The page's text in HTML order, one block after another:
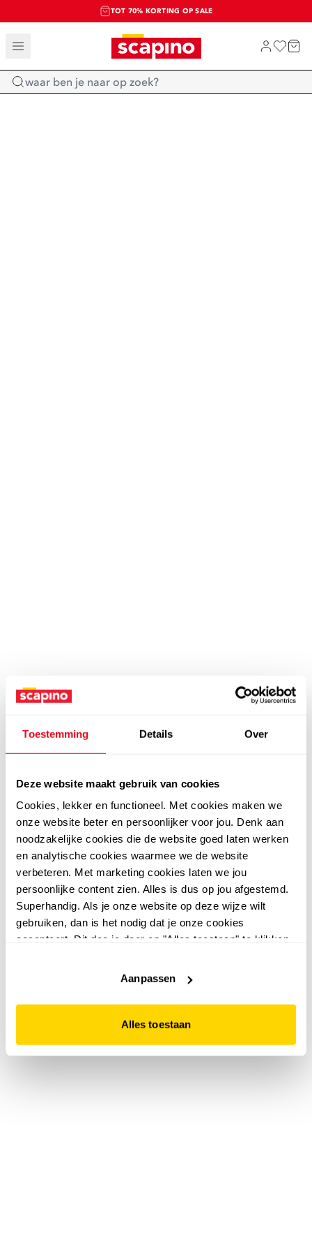
Toestemming Details Over
Deze website maakt gebruik van cookies
Cookies, lekker en functioneel. Met cookies maken we
onze website beter en persoonlijker voor jou. Denk aan
noodzakelijke cookies die de website goed laten werken
en analytische cookies waarmee we de website
verbeteren. Met marketing cookies laten we jou
persoonlijke content zien. Alles is dus op jou afgestemd.
Superhandig. Als je onze website op deze wijze wilt
gebruiken, dan is het nodig dat je onze cookies
accepteert. Dit doe je door op "Alles toestaan" te klikken.
website niet optimaal functioneert.
Aanpassen
Alles toestaan
TOT 70% KORTING OP SALE
SALE: LAATSTE KANS!
SHOP NIEUW
Home